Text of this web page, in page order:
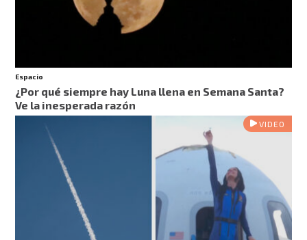
Espacio
¿Por qué siempre hay Luna llena en Semana Santa?
Ve la inesperada razón
VIDEO